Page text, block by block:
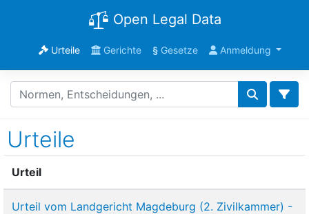
Open Legal Data
Urteile Gerichte §Gesetze Anmeldung
Urteile
Urteil
Urteil vom Landgericht Magdeburg (2. Zivilkammer) -